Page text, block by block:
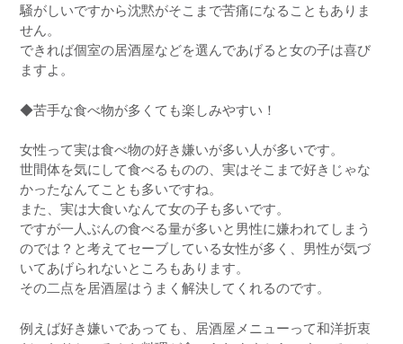
騒がしいですから沈黙がそこまで苦痛になることもありま
せん。
できれば個室の居酒屋などを選んであげると女の子は喜び
ますよ。
◆苦手な食べ物が多くても楽しみやすい！
女性って実は食べ物の好き嫌いが多い人が多いです。
世間体を気にして食べるものの、実はそこまで好きじゃな
かったなんてことも多いですね。
また、実は大食いなんて女の子も多いです。
ですが一人ぶんの食べる量が多いと男性に嫌われてしまう
のでは？と考えてセーブしている女性が多く、男性が気づ
いてあげられないところもあります。
その二点を居酒屋はうまく解決してくれるのです。
例えば好き嫌いであっても、居酒屋メニューって和洋折衷